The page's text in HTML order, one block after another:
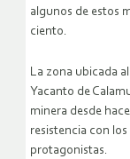
algunos de estos
ciento.
La zona ubicada
Yacanto de
minera desde
resistencia con
protagonistas.